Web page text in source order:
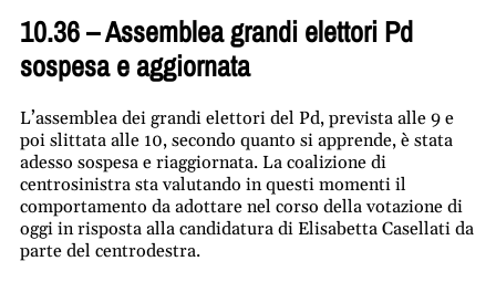
10.36 – Assemblea grandi elettori Pd
sospesa e aggiornata
L’assemblea dei grandi elettori del Pd, prevista alle 9 e
poi slittata alle 10, secondo quanto si apprende, è stata
adesso sospesa e riaggiornata. La coalizione di
centrosinistra sta valutando in questi momenti il
comportamento da adottare nel corso della votazione di
oggi in risposta alla candidatura di Elisabetta Casellati da
parte del centrodestra.